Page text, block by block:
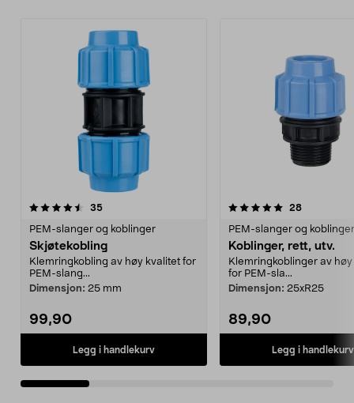
35anmeldelser
PEM-slanger og koblinger
Skjøtekobling
Klemringkobling av høy kvalitet for
PEM-slang...
Dimensjon: 25 mm
99,90
Legg i handlekurv
5.0 av 5 stjerner 28
PEM-slanger og koblinger
Koblinger, rett, utv.
Klemringkoblinger av
for PEM-sla...
Dimensjon: 25xR25
89,90
Legg i handlekurv
4.5 av 5 stjerner